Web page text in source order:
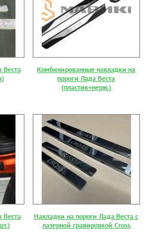
Веста
Комбинированные накладки на
пороги Лада Веста
(пластик+нерж.)
Веста
Накладки на пороги Лада Веста с
лазерной гравировкой Cross